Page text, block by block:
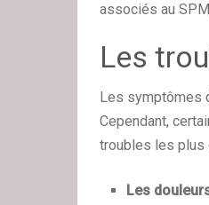
associés au
Les
Les symptômes
Cependant,
troubles les plus
Les